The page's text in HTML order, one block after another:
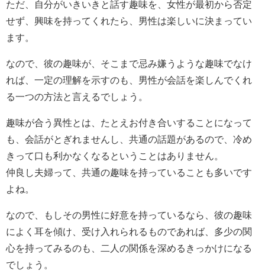
ただ、自分がいきいきと話す趣味を、女性が最初から否定
せず、興味を持ってくれたら、男性は楽しいに決まってい
ます。
なので、彼の趣味が、そこまで忌み嫌うような趣味でなけ
れば、一定の理解を示すのも、男性が会話を楽しんでくれ
る一つの方法と言えるでしょう。
趣味が合う異性とは、たとえお付き合いすることになって
も、会話がとぎれませんし、共通の話題があるので、冷め
きって口も利かなくなるということはありません。
仲良し夫婦って、共通の趣味を持っていることも多いです
よね。
なので、もしその男性に好意を持っているなら、彼の趣味
によく耳を傾け、受け入れられるものであれば、多少の関
心を持ってみるのも、二人の関係を深めるきっかけになる
でしょう。